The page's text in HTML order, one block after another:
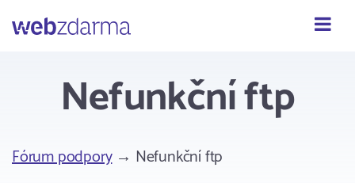
Webzdarma
Nefunkční ftp
Fórum podpory→ Nefunkční ftp